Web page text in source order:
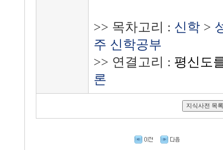
>> 목차고리 : 신학>
주 신학공부
>> 연결고리 : 평신도
론